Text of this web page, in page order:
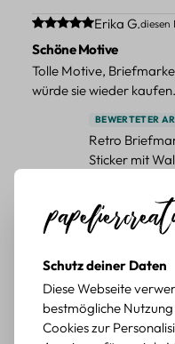
Durchschnittliche
Erika G.diesen
Schöne Motive
Tolle Motive,
würde sie wieder kaufen.
BEWERTETER
Retro
Sticker mit
Durchschnittliche
Erika G. diesen
Schöne Motive
wieder kaufen.
BEWERTETER
Retro Blumen
verschiedene
Schutz deiner Daten
Diese Webseite
bestmögliche
Cookies zur